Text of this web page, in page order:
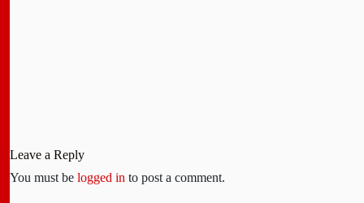
Leave a Reply
You must be logged in to post a comment.